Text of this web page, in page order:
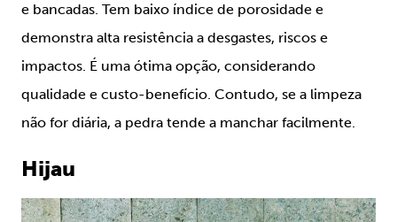
e bancadas. Tem baixo índice de porosidade e
demonstra alta resistência a desgastes, riscos e
impactos. É uma ótima opção, considerando
qualidade e custo-benefício. Contudo, se a limpeza
não for diária, a pedra tende a manchar facilmente.
Hijau